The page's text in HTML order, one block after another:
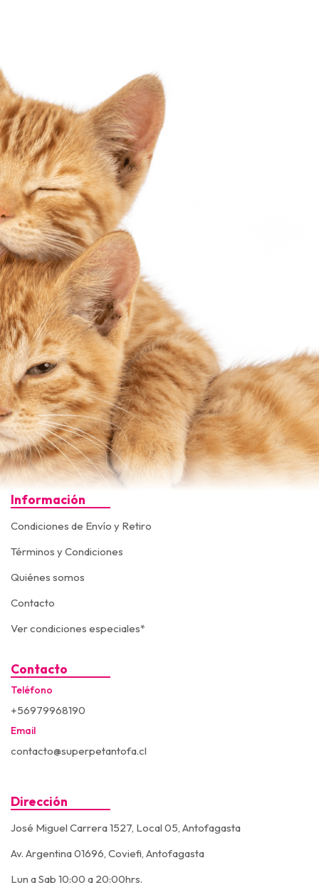
Información
Condiciones de Envío y Retiro
Términos y Condiciones
Quiénes somos
Contacto
Ver condiciones especiales*
Contacto
Teléfono
+56979968190
Email
contacto@superpetantofa.cl
Dirección
José Miguel Carrera 1527, Local 05, Antofagasta
Av. Argentina 01696, Coviefi, Antofagasta
Lun a Sab 10:00 a 20:00hrs.